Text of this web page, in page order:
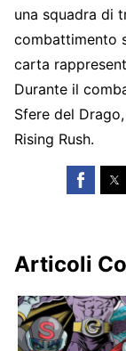
una squadra di
combattimento
carta
Durante il
Sfere del
Rising Rush.
Articoli